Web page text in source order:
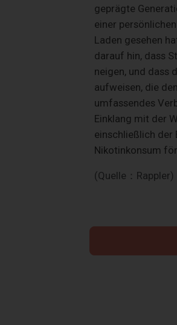
geprägte
einer
Laden gesehen
darauf hin, dass
neigen, und dass
aufweisen, die
umfassendes
Einklang mit der
einschließlich der
Nikotinkonsum
(Quelle：Rappler)